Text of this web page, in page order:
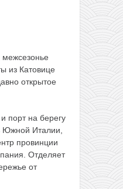
межсезонье
из Катовице
открытое
порт на берегу
Южной Италии,
провинции
Отделяет
от
обратно
→